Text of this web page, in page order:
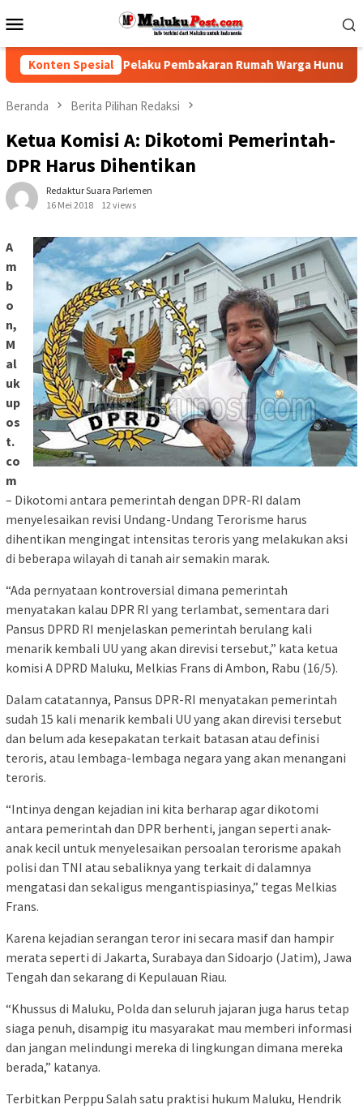
ke
Mobile
Konten Spesial
Tindak Pelaku Pembakaran Rumah Warga Hunuth
Beranda Berita Pilihan Redaksi
Ketua Komisi A: Dikotomi Pemerintah-
DPR Harus Dihentikan
Redaktur Suara Parlemen
16 Mei 2018
12 views
A
m
b
o
n,
M
al
uk
up
os
t.
co
m
– Dikotomi antara pemerintah dengan DPR-RI dalam
menyelesaikan revisi Undang-Undang Terorisme harus
dihentikan mengingat intensitas teroris yang melakukan aksi
di beberapa wilayah di tanah air semakin marak.
“Ada pernyataan kontroversial dimana pemerintah
menyatakan kalau DPR RI yang terlambat, sementara dari
Pansus DPRD RI menjelaskan pemerintah berulang kali
menarik kembali UU yang akan direvisi tersebut,” kata ketua
komisi A DPRD Maluku, Melkias Frans di Ambon, Rabu (16/5).
Dalam catatannya, Pansus DPR-RI menyatakan pemerintah
sudah 15 kali menarik kembali UU yang akan direvisi tersebut
dan belum ada kesepakatan terkait batasan atau definisi
teroris, atau lembaga-lembaga negara yang akan menangani
teroris.
“Intinya dengan kejadian ini kita berharap agar dikotomi
antara pemerintah dan DPR berhenti, jangan seperti anak-
anak kecil untuk menyelesaikan persoalan terorisme apakah
polisi dan TNI atau sebaliknya yang terkait di dalamnya
mengatasi dan sekaligus mengantispiasinya,” tegas Melkias
Frans.
Karena kejadian serangan teror ini secara masif dan hampir
merata seperti di Jakarta, Surabaya dan Sidoarjo (Jatim), Jawa
Tengah dan sekarang di Kepulauan Riau.
“Khussus di Maluku, Polda dan seluruh jajaran juga harus tetap
siaga penuh, disampig itu masyarakat mau memberi informasi
dan jangan melindungi mereka di lingkungan dimana mereka
berada,” katanya.
Terbitkan Perppu Salah satu praktisi hukum Maluku, Hendrik